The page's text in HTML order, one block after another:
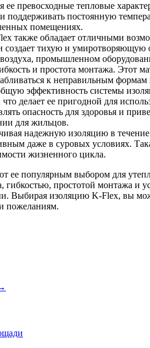
превосходные тепловые
поддерживать постоянную
помещениях.
также обладает отличными
тихую и
промышленном
и простота монтажа. Этот
к неправильным
эффективность системы
делает ее пригодной для
опасность для здоровья и
для жильцов.
надежную изоляцию в
даже в суровых условиях.
жизненного цикла.
ее популярным выбором для
простотой монтажа и
Выбирая изоляцию K-Flex, вы
пожеланиям.